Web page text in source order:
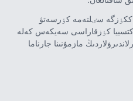
سٸلتەمە كٶرسەتۋ
كٶزقاراسى سەيكەس كەلە
مازمۇنىنا جارناما